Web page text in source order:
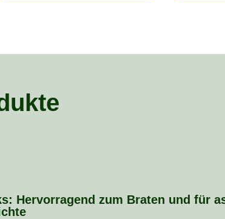
Hervorragend zum Braten und für